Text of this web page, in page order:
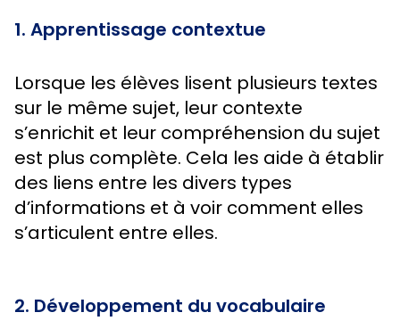
1. Apprentissage contextue
Lorsque les élèves lisent plusieurs textes
sur le même sujet, leur contexte
s’enrichit et leur compréhension du sujet
est plus complète. Cela les aide à établir
des liens entre les divers types
d’informations et à voir comment elles
s’articulent entre elles.
2. Développement du vocabulaire